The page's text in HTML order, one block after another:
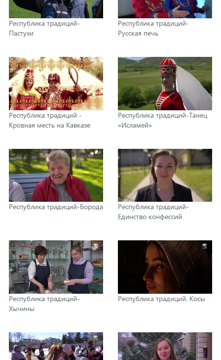
Республика традиций-
Пастухи
Республика традиций-
Русская печь
Республика традиций -
Кровная месть на Кавказе
Республика традиций-Танец
«Исламей»
Республика традиций-Борода
Республика традиций-
Единство конфессий
Республика традиций-
Хычины
Республика традиций. Косы